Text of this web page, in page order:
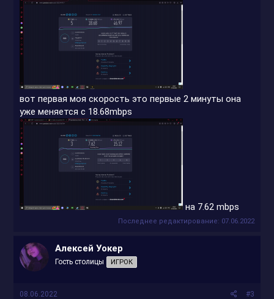
вот первая моя скорость это первые 2 минуты она
уже меняется с 18.68mbps
на 7.62 mbps
Последнее редактирование: 07.06.2022
Алексей Уокер
Гость столицы ИГРОК
08.06.2022 #3